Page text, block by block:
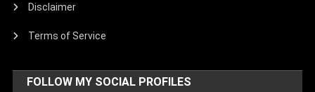
Disclaimer
Terms of Service
FOLLOW MY SOCIAL PROFILES